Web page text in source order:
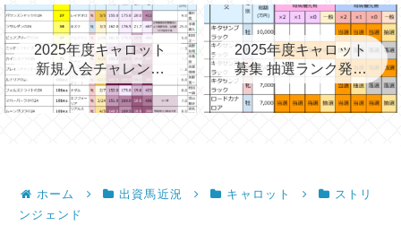
2025年度キャロット
新規入会チャレンジ
と第2次募集を考える
2025年度キャロット
募集 抽選ランク発表
(09/11)
ホーム 出資馬近況 キャロット
ストリ
ンジェンド